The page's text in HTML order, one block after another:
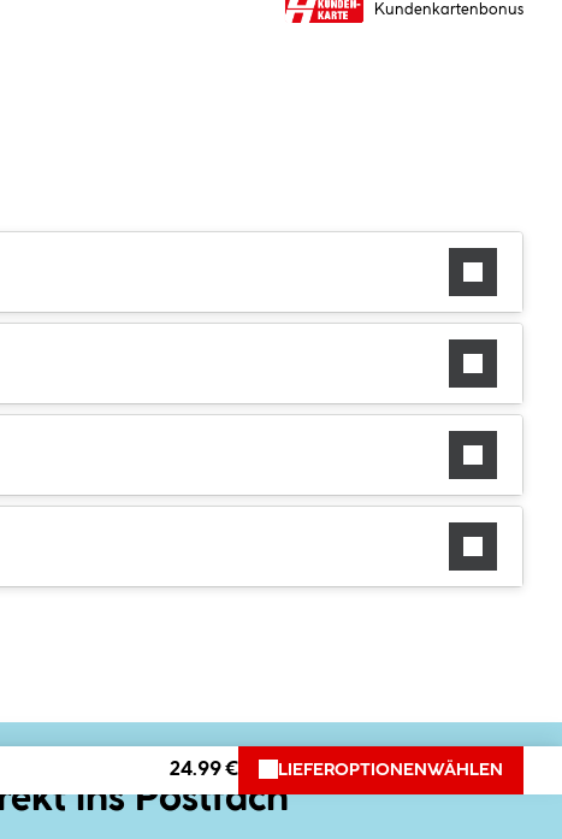
Kundenkartenbonus
24.99 € LIEFEROPTIONEN WÄHLEN
ins Postfach